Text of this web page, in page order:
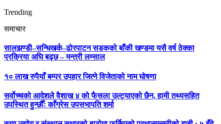
Trending
समाचार
सालझण्डी–सन्धिखर्क–ढोरपाटन सडकको बाँकी खण्डमा यसै वर्ष ठेक्का
प्रक्रिया अघि बढ्छ – मन्त्री लम्साल
१० लाख रुपैयाँ बम्पर उपहार जित्ने विजेताको नाम घोषणा
सर्वोच्चको आदेशले वैशाख ४ को फैसला उल्ट्याएको छैन, हामी तथ्यसहित
उपस्थित हुन्छौँः काँग्रेस उपसभापति शर्मा